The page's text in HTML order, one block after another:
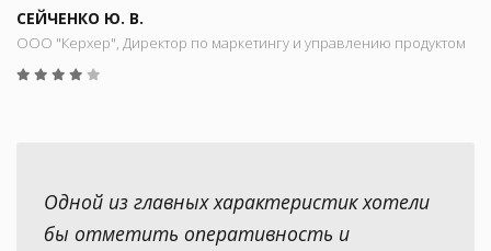
СЕЙЧЕНКО Ю. В.
ООО "Керхер", Директор по маркетингу и управлению продуктом
Одной из главных характеристик хотели
бы отметить оперативность и